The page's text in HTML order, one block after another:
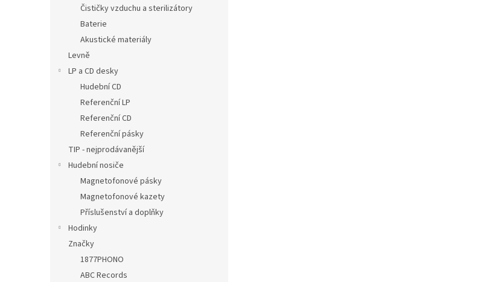
Čističky vzduchu a sterilizátory
Baterie
Akustické materiály
Levně
LP a CD desky
Hudební CD
Referenční LP
Referenční CD
Referenční pásky
TIP - nejprodávanější
Hudební nosiče
Magnetofonové pásky
Magnetofonové kazety
Příslušenství a doplňky
Hodinky
Značky
1877PHONO
ABC Records